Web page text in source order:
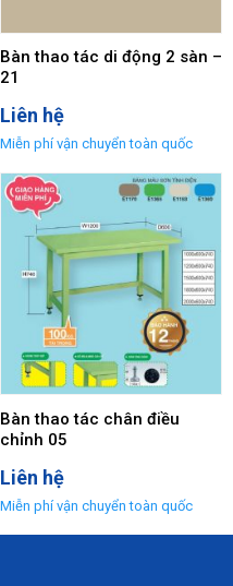
Bàn thao tác di động 2 sàn –
21
Liên hệ
Bàn thao tác chân điều
chỉnh 05
Liên hệ